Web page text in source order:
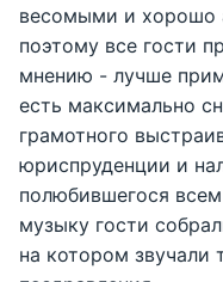
весомыми и хорошо
поэтому все гости
мнению - лучше
есть максимально
грамотного
юриспруденции и
полюбившегося
музыку гости
на котором звучали